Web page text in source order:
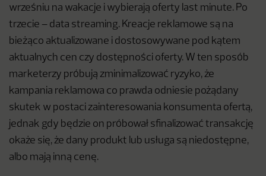
wrześniu na wakacje i wybierają oferty last minute. Po
trzecie – data streaming. Kreacje reklamowe są na
bieżąco aktualizowane i dostosowywane pod kątem
aktualnych cen czy dostępności oferty. W ten sposób
marketerzy próbują zminimalizować ryzyko, że
kampania reklamowa co prawda odniesie pożądany
skutek w postaci zainteresowania konsumenta ofertą,
jednak gdy będzie on próbował sfinalizować transakcję
okaże się, że dany produkt lub usługa są niedostępne,
albo mają inną cenę.